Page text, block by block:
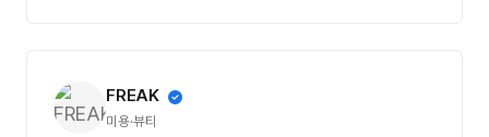
FREAK
미용·뷰티